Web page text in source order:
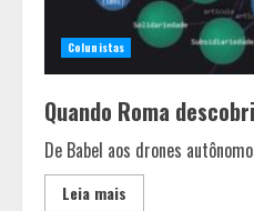
Colunistas
Quando Roma
De Babel aos drones
Leia mais